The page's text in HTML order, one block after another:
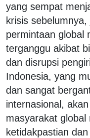
yang sempat
krisis
permintaan global
terganggu akibat
dan disrupsi
Indonesia, yang
dan sangat
internasional,
masyarakat global
ketidakpastian